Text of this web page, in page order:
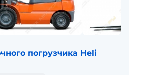
погрузчика Heli